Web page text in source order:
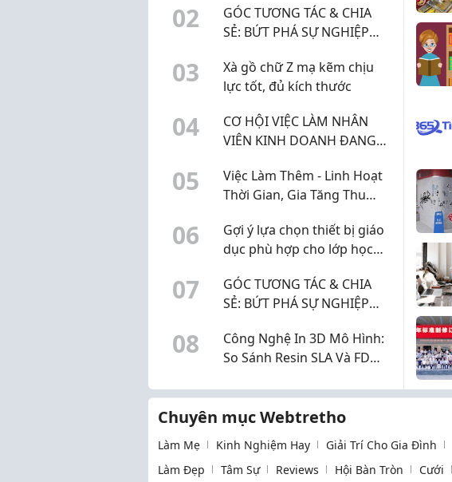
NHUẬN năm 2026 & 2027
02
GÓC TƯƠNG TÁC & CHIA
SẺ: BỨT PHÁ SỰ NGHIỆP
NGOẠI TRÊN TIMVIEC365!
03
Xà gồ chữ Z mạ kẽm chịu
lực tốt, đủ kích thước
04
CƠ HỘI VIỆC LÀM NHÂN
VIÊN KINH DOANH ĐANG
05
Việc Làm Thêm - Linh Hoạt
Thời Gian, Gia Tăng Thu
06
Gợi ý lựa chọn thiết bị giáo
dục phù hợp cho lớp học
07
GÓC TƯƠNG TÁC & CHIA
SẺ: BỨT PHÁ SỰ NGHIỆP
TIMVIEC365!
08
Công Nghệ In 3D Mô Hình:
So Sánh Resin SLA Và FDM
Chuyên mục Webtretho
Làm Mẹ Kinh Nghiệm Hay Giải Trí Cho Gia Đình
Làm Đẹp
Tâm Sự Reviews Hội Bàn Tròn Cưới